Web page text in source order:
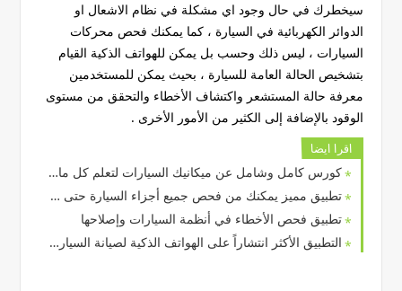
سيخطرك في حال وجود اي مشكلة في نظام الاشعال او
الدوائر الكهربائية في السيارة ، كما يمكنك فحص محركات
السيارات ، ليس ذلك وحسب بل يمكن للهواتف الذكية القيام
بتشخيص الحالة العامة للسيارة ، بحيث يمكن للمستخدمين
معرفة حالة المستشعر واكتشاف الأخطاء والتحقق من مستوى
الوقود بالإضافة إلى الكثير من الأمور الأخرى .
اقرا ايضا
كورس كامل وشامل عن ميكانيك السيارات لتعلم كل مايتعلق بمجال ميكانيك السيارات من الصفر حتى الأحتراف
تطبيق مميز يمكنك من فحص جميع أجزاء السيارة حتى و ان كنت لاتمتلك أداة
تطبيق فحص الأخطاء في أنظمة السيارات وإصلاحها
التطبيق الأكثر انتشاراً على الهواتف الذكية لصيانة السيارات